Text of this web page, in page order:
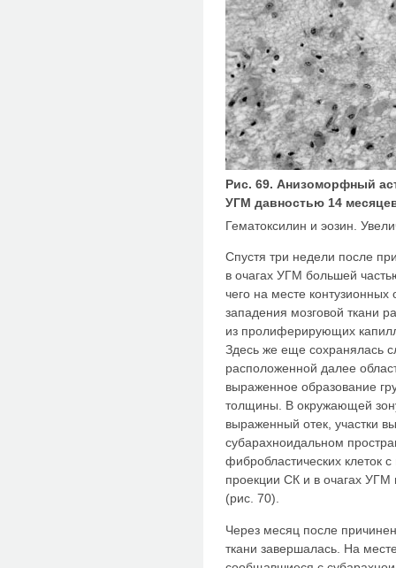
Рис. 69. Анизоморфный
УГМ давностью 14
Гематоксилин и эозин.
Спустя три недели после
в очагах УГМ большей
чего на месте
западения мозговой ткани
из пролиферирующих
Здесь же еще сохранялась
расположенной далее
выраженное образование
толщины. В окружающей
выраженный отек, участки
субарахноидальном
фибробластических клеток
проекции СК и в очагах УГМ
(рис. 70).
Через месяц после
ткани завершалась. На